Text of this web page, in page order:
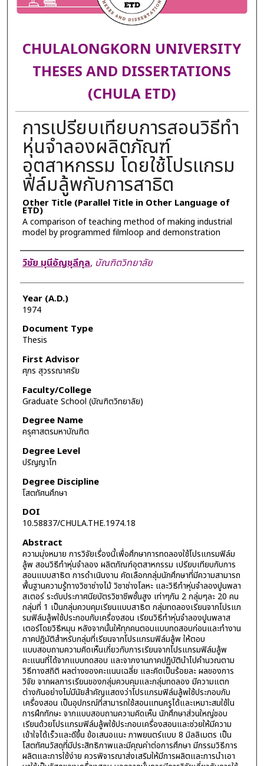
CHULALONGKORN UNIVERSITY
THESES AND DISSERTATIONS
(CHULA ETD)
การเปรียบเทียบการสอนวิธีทำ
หุ่นจำลองผลิตภัณฑ์
อุตสาหกรรม โดยใช้โปรแกรม
ฟิล์มลู้พกับการสาธิต
Other Title (Parallel Title in Other Language of
ETD)
A comparison of teaching method of making industrial
model by programmed filmloop and demonstration
Author
วิชัย มุนีอัญชุลีกุล, บัณฑิตวิทยาลัย
Year (A.D.)
1974
Document Type
Thesis
First Advisor
ศุภร สุวรรณาศรัย
Faculty/College
Graduate School (บัณฑิตวิทยาลัย)
Degree Name
ครุศาสตรมหาบัณฑิต
Degree Level
ปริญญาโท
Degree Discipline
โสตทัศนศึกษา
DOI
10.58837/CHULA.THE.1974.18
Abstract
ความมุ่งหมาย การวิจัยเรื่องนี้เพื่อศึกษาการทดลองใช้โปรแกรมฟิล์ม
ลู้พ สอนวิธีทำหุ่นจำลอง ผลิตภัณฑ์อุตสาหกรรม เปรียบเทียบกับการ
สอนแบบสาธิต การดำเนินงาน คัดเลือกกลุ่มนักศึกษาที่มีความสามารถ
พื้นฐานความรู้ทางวิชาช่างไม้ วิชาช่างโลหะ และวิธีทำหุ่นจำลองปูนพลา
สเตอร์ ระดับประกาศนียบัตรวิชาชีพชั้นสูง เท่าๆกัน 2 กลุ่มๆละ 20 คน
กลุ่มที่ 1 เป็นกลุ่มควบคุมเรียนแบบสาธิต กลุ่มทดลองเรียนจากโปรแก
รมฟิล์มลู้พใช้ประกอบกับเครื่องสอน เรียนวิธีทำหุ่นจำลองปูนพลาส
เตอร์โดยวิธีหมุน หลังจากนั้นให้ทุกคนตอบแบบทดสอบก่อนและทำงาน
ภาคปฏิบัติสำหรับกลุ่มที่เรียนจากโปรแกรมฟิล์มลู้พ ให้ตอบ
แบบสอบถามความคิดเห็นเกี่ยวกับการเรียนจากโปรแกรมฟิล์มลู้พ
คะแนนที่ได้จากแบบทดสอบ และจากงานภาคปฏิบัตินำไปคำนวณตาม
วิธีทางสถิติ ผลต่างของคะแนนเฉลี่ย และคิดเป็นร้อยละ ผลของการ
วิจัย จากผลการเรียนของกลุ่มควบคุมและกลุ่มทดลอง มีความแตก
ต่างกันอย่างไม่มีนัยสำคัญแสดงว่าโปรแกรมฟิล์มลู้พใช้ประกอบกับ
เครื่องสอน เป็นอุปกรณ์ที่สามารถใช้สอนแทนครูได้และเหมาะสมใช้ใน
การฝึกทักษะ จากแบบสอบถามความคิดเห็น นักศึกษาส่วนใหญ่ชอบ
เรียนด้วยโปรแกรมฟิล์มลู้พใช้ประกอบเครื่องสอนและช่วยให้มีความ
เข้าใจได้เร็วและดีขึ้น ข้อเสนอแนะ ภาพยนตร์แบบ 8 มิลลิเมตร เป็น
โสตทัศนวัสดุที่มีประสิทธิภาพและมีคุณค่าต่อการศึกษา มีกรรมวิธีการ
ผลิตและการใช้ง่าย ควรพิจารณาส่งเสริมให้มีการผลิตและการนำเอา